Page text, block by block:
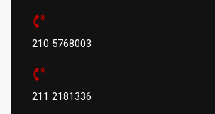
210 5768003
211 2181336